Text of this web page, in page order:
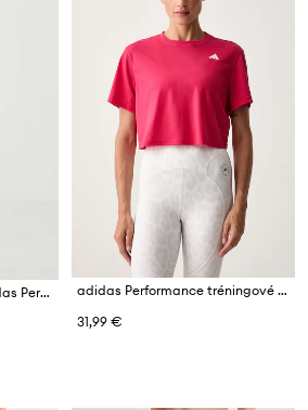
Tréningové nohavice adidas Performance Tiro 24
adidas Performance tréningové tričko dámske Essentials
31,99 €